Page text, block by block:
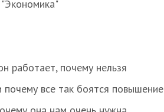
работает, почему нельзя
все так боятся повышение